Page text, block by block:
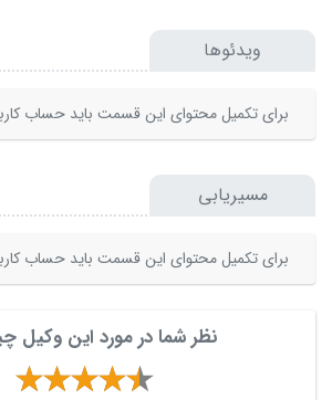
ویدئوها
برای تکمیل محتوای این قسمت باید حساب
مسیریابی
برای تکمیل محتوای این قسمت باید حساب
نظر شما در مورد این